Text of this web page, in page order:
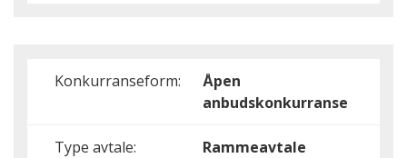
Konkurranseform:
Åpen
anbudskonkurranse
Type avtale: Rammeavtale